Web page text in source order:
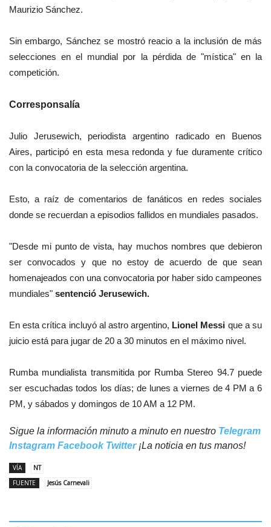
Maurizio Sánchez.
Sin embargo, Sánchez se mostró reacio a la inclusión de más
selecciones en el mundial por la pérdida de "mística" en la
competición.
Corresponsalía
Julio Jerusewich, periodista argentino radicado en Buenos
Aires, participó en esta mesa redonda y fue duramente crítico
con la convocatoria de la selección argentina.
Esto, a raíz de comentarios de fanáticos en redes sociales
donde se recuerdan a episodios fallidos en mundiales pasados.
"Desde mi punto de vista, hay muchos nombres que debieron
ser convocados y que no estoy de acuerdo de que sean
homenajeados con una convocatoria por haber sido campeones
mundiales" sentenció Jerusewich.
En esta crítica incluyó al astro argentino, Lionel Messi que a su
juicio está para jugar de 20 a 30 minutos en el máximo nivel.
Rumba mundialista transmitida por Rumba Stereo 94.7 puede
ser escuchadas todos los días; de lunes a viernes de 4 PM a 6
PM, y sábados y domingos de 10 AM a 12 PM.
Sigue la información minuto a minuto en nuestro Telegram
Instagram Facebook Twitter¡La noticia en tus manos!
VÍA
NT
FUENTE
Jesús Carnevali